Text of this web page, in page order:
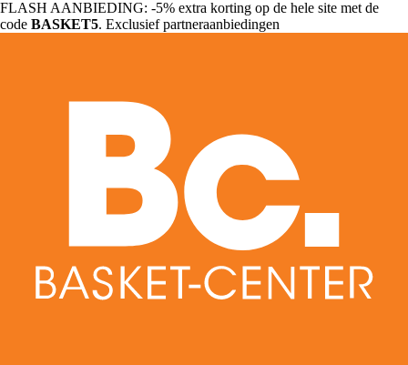
FLASH AANBIEDING: -5% extra korting op de hele site met de
code BASKET5. Exclusief partneraanbiedingen